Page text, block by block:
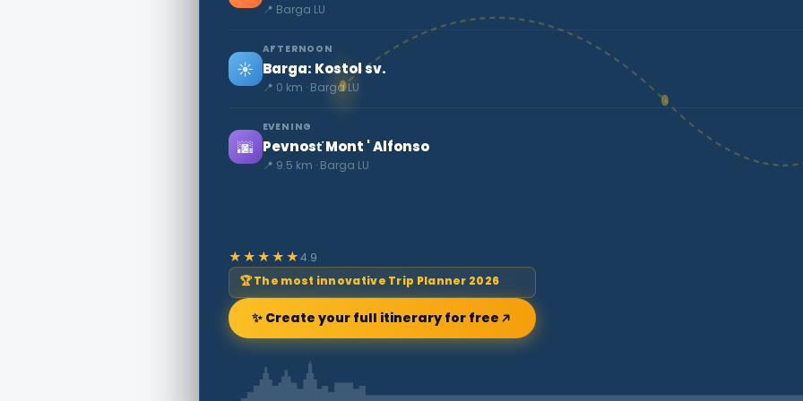
📍 Barga LU
☀️
AFTERNOON
Barga: Kostol sv.
📍 0 km · Barga LU
🌆
EVENING
Pevnosť Mont ' Alfonso
📍 9.5 km · Barga LU
★★★★★4.9
🏆 The most innovative Trip Planner 2026
✨ Create your full itinerary for free